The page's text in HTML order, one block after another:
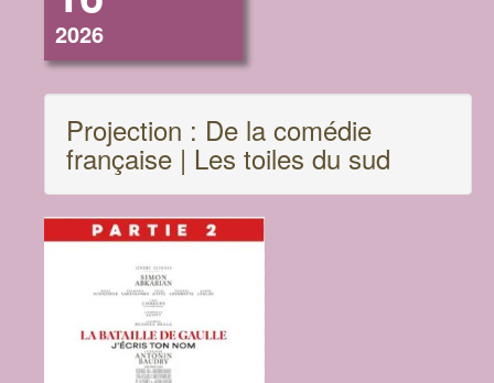
2026
Projection : De la comédie
française | Les toiles du sud